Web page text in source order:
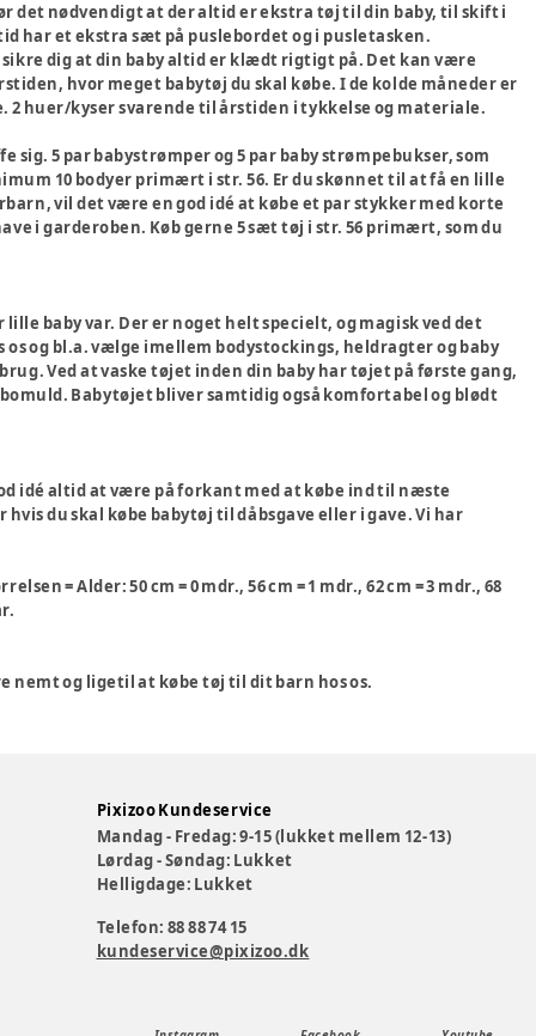
det nødvendigt at der altid er ekstra tøj til din baby, til skift i
har et ekstra sæt på puslebordet og i pusletasken.
sikre dig at din baby altid er klædt rigtigt på. Det kan være
hvor meget babytøj du skal købe. I de kolde måneder er
2 huer/kyser svarende til årstiden i tykkelse og materiale.
5 par babystrømper og 5 par baby strømpebukser, som
10 bodyer primært i str. 56. Er du skønnet til at få en lille
vil det være en god idé at købe et par stykker med korte
i garderoben. Køb gerne 5 sæt tøj i str. 56 primært, som du
baby var. Der er noget helt specielt, og magisk ved det
og bl.a. vælge imellem bodystockings, heldragter og baby
Ved at vaske tøjet inden din baby har tøjet på første gang,
Babytøjet bliver samtidig også komfortabel og blødt
idé altid at være på forkant med at købe ind til næste
du skal købe babytøj til dåbsgave eller i gave. Vi har
= Alder: 50 cm = 0 mdr., 56 cm = 1 mdr., 62 cm = 3 mdr., 68
nemt og ligetil at købe tøj til dit barn hos os.
Pixizoo Kundeservice
Mandag - Fredag: 9-15 (lukket mellem 12-13)
Lørdag - Søndag: Lukket
Helligdage: Lukket
Telefon: 88 88 74 15
kundeservice@pixizoo.dk